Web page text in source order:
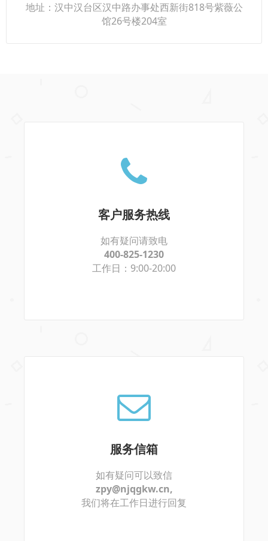
地址：汉中汉台区汉中路办事处西新街818号紫薇公
馆26号楼204室
客户服务热线
如有疑问请致电
400-825-1230
工作日：9:00-20:00
服务信箱
如有疑问可以致信
zpy@njqgkw.cn,
我们将在工作日进行回复